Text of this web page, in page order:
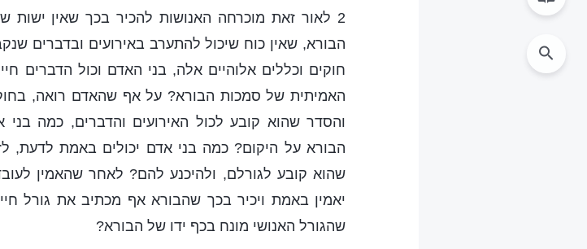
2 לאור זאת מוכרחה האנושות להכיר בכך שאין
הבורא, שאין כוח שיכול להתערב באירועים ובדברים
חוקים וכללים אלוהיים אלה, בני האדם וכול הדברים
האמיתית של סמכות הבורא? על אף שהאדם רואה,
והסדר שהוא קובע לכול האירועים והדברים, כמה בני
הבורא על היקום? כמה בני אדם יכולים באמת לדעת,
שהוא קובע לגורלם, ולהיכנע להם? לאחר שהאמין
יאמין באמת ויכיר בכך שהבורא אף מכתיב את גורל
שהגורל האנושי מונח בכף ידו של הבורא?